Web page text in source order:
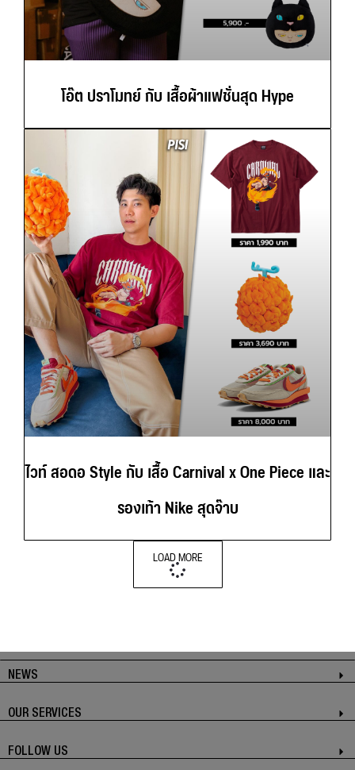
โอ๊ต ปราโมทย์ กับ เสื้อผ้าแฟชั่นสุด Hype
ไวท์ สอดอ Style กับ เสื้อ Carnival x One Piece และ
รองเท้า Nike สุดจ๊าบ
LOAD MORE
NEWS
OUR SERVICES
FOLLOW US